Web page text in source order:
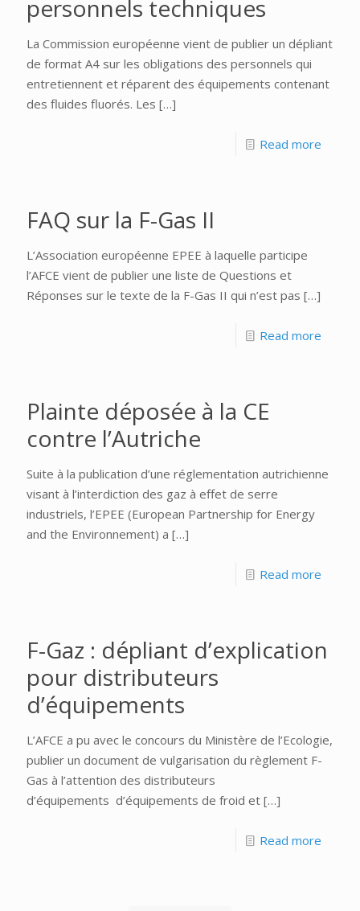
personnels techniques
La Commission européenne vient de publier un dépliant
de format A4 sur les obligations des personnels qui
entretiennent et réparent des équipements contenant
des fluides fluorés. Les […]
Read more
FAQ sur la F-Gas II
L’Association européenne EPEE à laquelle participe
l’AFCE vient de publier une liste de Questions et
Réponses sur le texte de la F-Gas II qui n’est pas […]
Read more
Plainte déposée à la CE
contre l’Autriche
Suite à la publication d’une réglementation autrichienne
visant à l’interdiction des gaz à effet de serre
industriels, l’EPEE (European Partnership for Energy
and the Environnement) a […]
Read more
F-Gaz : dépliant d’explication
pour distributeurs
d’équipements
L’AFCE a pu avec le concours du Ministère de l’Ecologie,
publier un document de vulgarisation du règlement F-
Gas à l’attention des distributeurs
d’équipements d’équipements de froid et […]
Read more